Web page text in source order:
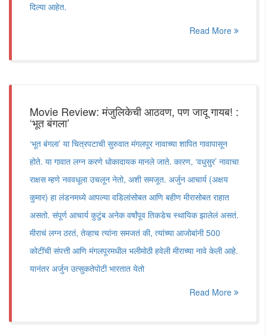
दिल्या आहेत.
Read More
Movie Review: मंजुलिकेची आठवण, पण जादू गायब! :
‌‘भूत बंगला‌’
‘भूत बंगला‌’ या चित्रपटाची सुरुवात मंगलपूर नावाच्या शापित गावापासून
होते. या गावात लग्न करणे धोकादायक मानले जाते. कारण, ‌‘वधुसुर‌’ नावाचा
राक्षस म्हणे नववधूला उचलून नेतो, अशी समजूत. अर्जुन आचार्य (अक्षय
कुमार) हा लंडनमध्ये आपल्या वडिलांसोबत आणि बहीण मीरासोबत राहात
असतो. संपूर्ण आचार्य कुटुंब अनेक वर्षांपूव तिकडेच स्थायिक झालेलं असतं.
मीराचं लग्न ठरतं, तेव्हाच त्यांना समजतं की, त्यांच्या आजोबांनी 500
कोटींची संपत्ती आणि मंगलपूरमधील भलीमोठी हवेली मीराच्या नावे केली आहे.
यानंतर अर्जुन उत्सुकतेपोटी भारतात येतो
Read More